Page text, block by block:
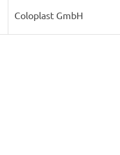
Coloplast GmbH